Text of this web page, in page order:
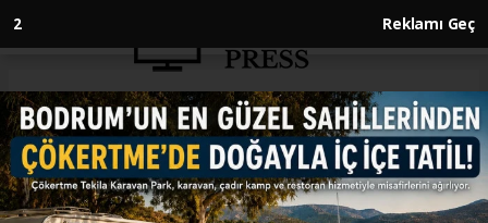
1 Reklamı Geç
Anasayfa ENGLISH
Türkiye’s Sonmez reaches
Wimbledon 2nd round after
opening win